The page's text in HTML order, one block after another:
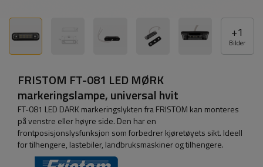
+1
Bilder
FRISTOM FT-081 LED MØRK
markeringslampe, universal hvit
FT-081 LED DARK markeringslykten fra FRISTOM kan monteres
på venstre eller høyre side. Den har en
frontposisjonslysfunksjon som forbedrer kjøretøyets sikt. Ideell
for tilhengere, lastebiler, landbruksmaskiner og tilhengere.